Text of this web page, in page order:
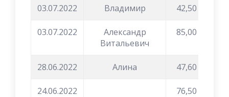
03.07.2022 Владимир 42,50
03.07.2022
Александр
Витальевич
85,00
28.06.2022 Алина 47,60
24.06.2022 76,50